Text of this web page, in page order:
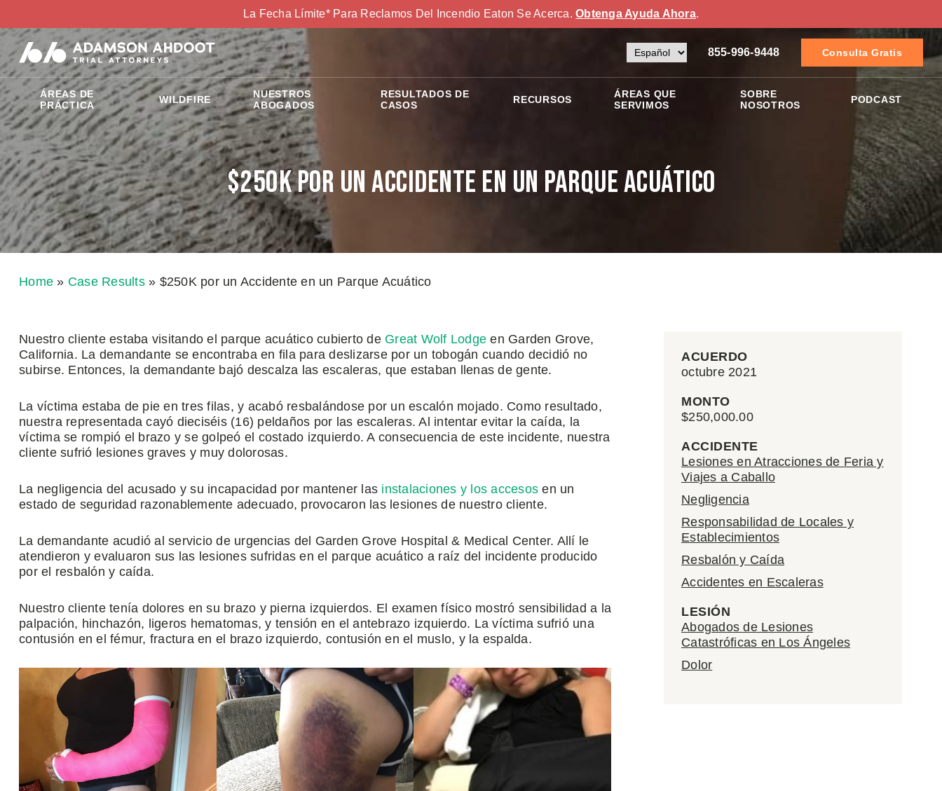
La Fecha Límite* Para Reclamos Del Incendio Eaton Se Acerca.Obtenga Ayuda Ahora.
855-996-9448 Consulta Gratis
ÁREAS DE
PRÁCTICA
WILDFIRE
NUESTROS
ABOGADOS
RESULTADOS DE
CASOS
RECURSOS
ÁREAS QUE
SERVIMOS
SOBRE
NOSOTROS
PODCAST
$250K por un Accidente en un Parque Acuático
Home » Case Results» $250K por un Accidente en un Parque Acuático
Nuestro cliente estaba visitando el parque acuático cubierto de Great Wolf Lodge en Garden Grove,
California. La demandante se encontraba en fila para deslizarse por un tobogán cuando decidió no
subirse. Entonces, la demandante bajó descalza las escaleras, que estaban llenas de gente.
La víctima estaba de pie en tres filas, y acabó resbalándose por un escalón mojado. Como resultado,
nuestra representada cayó dieciséis (16) peldaños por las escaleras. Al intentar evitar la caída, la
víctima se rompió el brazo y se golpeó el costado izquierdo. A consecuencia de este incidente, nuestra
cliente sufrió lesiones graves y muy dolorosas.
La negligencia del acusado y su incapacidad por mantener las instalaciones y los accesos en un
estado de seguridad razonablemente adecuado, provocaron las lesiones de nuestro cliente.
La demandante acudió al servicio de urgencias del Garden Grove Hospital & Medical Center. Allí le
atendieron y evaluaron sus las lesiones sufridas en el parque acuático a raíz del incidente producido
por el resbalón y caída.
Nuestro cliente tenía dolores en su brazo y pierna izquierdos. El examen físico mostró sensibilidad a la
palpación, hinchazón, ligeros hematomas, y tensión en el antebrazo izquierdo. La víctima sufrió una
contusión en el fémur, fractura en el brazo izquierdo, contusión en el muslo, y la espalda.
ACUERDO
octubre 2021
MONTO
$250,000.00
ACCIDENTE
Lesiones en Atracciones de Feria y
Viajes a Caballo
Negligencia
Responsabilidad de Locales y
Establecimientos
Resbalón y Caída
Accidentes en Escaleras
LESIÓN
Abogados de Lesiones
Catastróficas en Los Ángeles
Dolor